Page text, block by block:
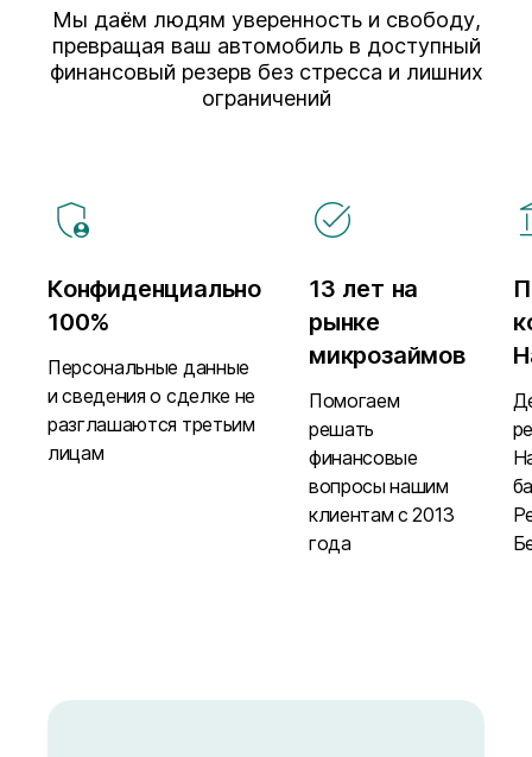
Мы даём людям уверенность и свободу,
превращая ваш автомобиль в доступный
финансовый резерв без стресса и лишних
ограничений
Конфиденциально
100%
Персональные данные
и сведения о сделке не
разглашаются третьим
лицам
13 лет на
рынке
микрозаймов
Помогаем
решать
финансовые
вопросы нашим
клиентам с 2013
года